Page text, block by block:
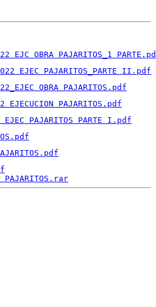
EJC OBRA PAJARITOS_1
EJEC PAJARITOS_PARTE II.pdf
OBRA PAJARITOS.pdf
EJECUCION PAJARITOS.pdf
EJEC PAJARITOS PARTE I.pdf
PAJARITOS.rar